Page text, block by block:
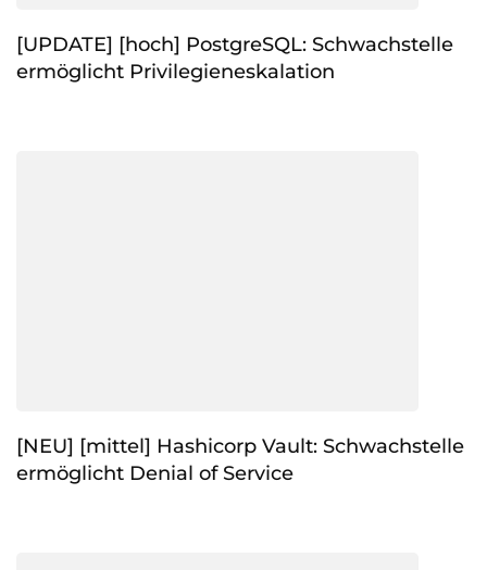
[UPDATE] [hoch] PostgreSQL: Schwachstelle
ermöglicht Privilegieneskalation
[NEU] [mittel] Hashicorp Vault: Schwachstelle
ermöglicht Denial of Service